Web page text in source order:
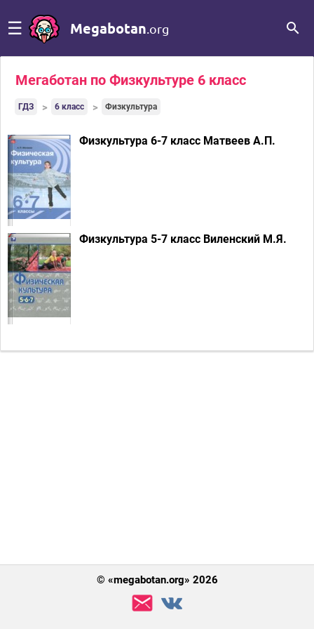
☰ Megabotan .org
Мегаботан по Физкультуре 6 класс
ГДЗ 6 класс Физкультура
Физкультура 6-7 класс Матвеев А.П.
Физкультура 5-7 класс Виленский М.Я.
© «megabotan.org» 2026